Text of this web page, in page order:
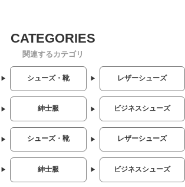
関連するカテゴリ
シューズ・靴 レザーシューズ
紳士服 ビジネスシューズ
シューズ・靴 レザーシューズ
紳士服 ビジネスシューズ